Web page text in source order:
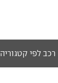
רכב לפי קטגוריה